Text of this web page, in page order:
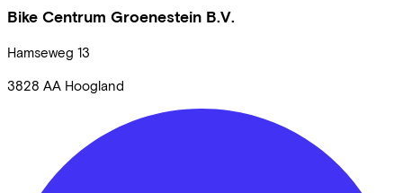
Bike Centrum Groenestein B.V.
Hamseweg 13
3828 AA Hoogland